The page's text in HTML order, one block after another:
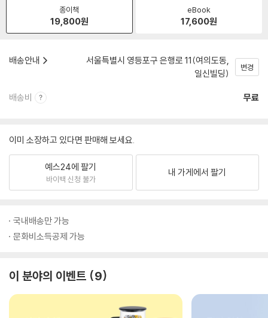
종이책
19,800원
eBook
17,600원
배송안내
서울특별시 영등포구 은행로 11(여의도동,
일신빌딩)
변경
배송비 무료
이미 소장하고 있다면 판매해 보세요.
예스24에 팔기
바이백 신청 불가
내 가게에서 팔기
국내배송만 가능
문화비소득공제 가능
이 분야의 이벤트 9